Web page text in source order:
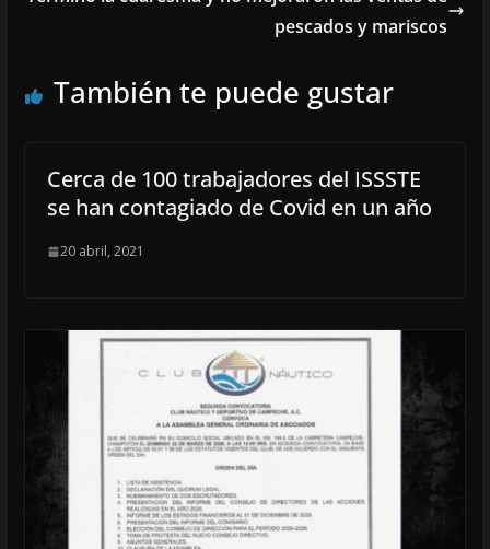
pescados y mariscos
También te puede gustar
Cerca de 100 trabajadores del ISSSTE
se han contagiado de Covid en un año
20 abril, 2021